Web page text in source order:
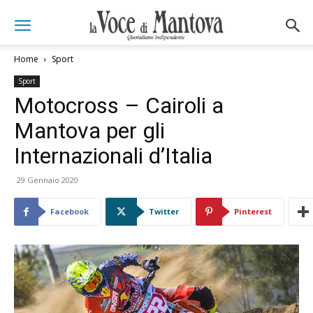
Home Sport
Sport
Motocross – Cairoli a
Mantova per gli
Internazionali d’Italia
29 Gennaio 2020
Facebook Twitter Pinterest